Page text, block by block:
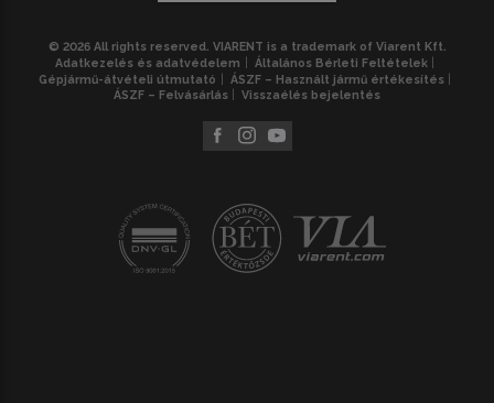
© 2026 All rights reserved. VIARENT is a trademark of Viarent Kft.
Adatkezelés és adatvédelem
Általános Bérleti Feltételek
Gépjármű-átvételi útmutató
ÁSZF – Használt jármű értékesítés
ÁSZF – Felvásárlás
Visszaélés bejelentés